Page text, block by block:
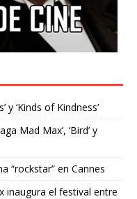
y ‘Kinds of Kindness’
Mad Max’, ‘Bird’ y
“rockstar” en Cannes
inaugura el festival entre